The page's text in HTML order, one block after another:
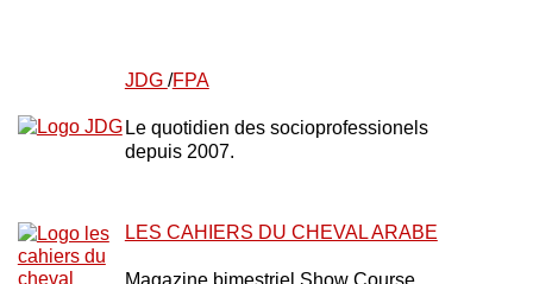
JDG /FPA
Le quotidien des socioprofessionels
depuis 2007.
LES CAHIERS DU CHEVAL ARABE
Magazine bimestriel Show Course